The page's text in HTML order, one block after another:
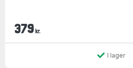
379 kr.
I lager